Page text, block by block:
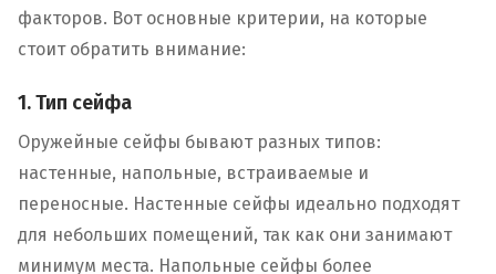
факторов. Вот основные критерии, на которые
стоит обратить внимание:
1. Тип сейфа
Оружейные сейфы бывают разных типов:
настенные, напольные, встраиваемые и
переносные. Настенные сейфы идеально подходят
для небольших помещений, так как они занимают
минимум места. Напольные сейфы более